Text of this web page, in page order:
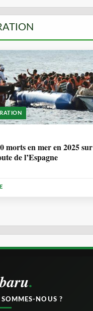
morts en mer en 2025 sur
de l’Espagne
NOUS ?